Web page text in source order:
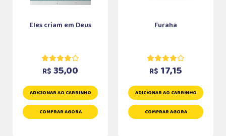
Eles criam em Deus
R$ 35,00
ADICIONAR AO CARRINHO
COMPRAR AGORA
Furaha
R$ 17,15
ADICIONAR AO CARRINHO
COMPRAR AGORA